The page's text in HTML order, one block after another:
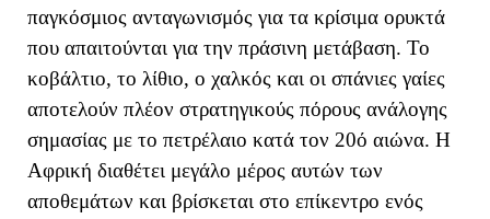
παγκόσμιος ανταγωνισμός για τα κρίσιμα ορυκτά
που απαιτούνται για την πράσινη μετάβαση. Το
κοβάλτιο, το λίθιο, ο χαλκός και οι σπάνιες γαίες
αποτελούν πλέον στρατηγικούς πόρους ανάλογης
σημασίας με το πετρέλαιο κατά τον 20ό αιώνα. Η
Αφρική διαθέτει μεγάλο μέρος αυτών των
αποθεμάτων και βρίσκεται στο επίκεντρο ενός